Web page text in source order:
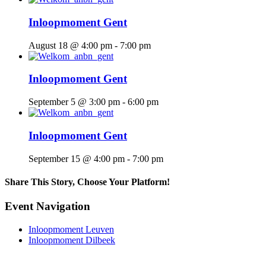
Inloopmoment Gent
August 18 @ 4:00 pm - 7:00 pm
Inloopmoment Gent
September 5 @ 3:00 pm - 6:00 pm
Inloopmoment Gent
September 15 @ 4:00 pm - 7:00 pm
Share This Story, Choose Your Platform!
Facebook
X
Reddit
LinkedIn
WhatsApp
Telegram
Tumblr
Pinterest
Vk
Xing
Email
Event Navigation
Inloopmoment Leuven
Inloopmoment Dilbeek